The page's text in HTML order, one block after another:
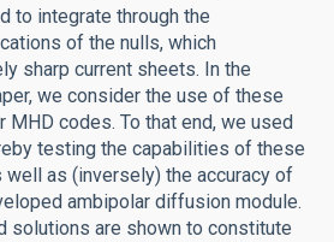
to integrate through the
of the nulls, which
sharp current sheets. In the
we consider the use of these
codes. To that end, we used
testing the capabilities of these
as (inversely) the accuracy of
ambipolar diffusion module.
solutions are shown to constitute